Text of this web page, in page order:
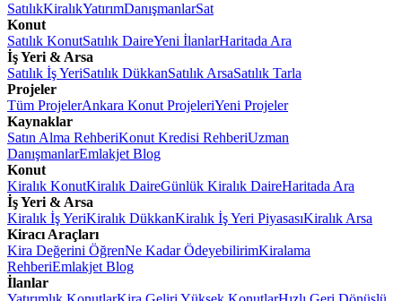
SatılıkKiralıkYatırımDanışmanlarSat
Konut
Satılık KonutSatılık DaireYeni İlanlarHaritada Ara
İş Yeri & Arsa
Satılık İş YeriSatılık DükkanSatılık ArsaSatılık Tarla
Projeler
Tüm ProjelerAnkara Konut ProjeleriYeni Projeler
Kaynaklar
Satın Alma RehberiKonut Kredisi RehberiUzman
DanışmanlarEmlakjet Blog
Konut
Kiralık KonutKiralık DaireGünlük Kiralık DaireHaritada Ara
İş Yeri & Arsa
Kiralık İş YeriKiralık DükkanKiralık İş Yeri PiyasasıKiralık Arsa
Kiracı Araçları
Kira Değerini ÖğrenNe Kadar ÖdeyebilirimKiralama
RehberiEmlakjet Blog
İlanlar